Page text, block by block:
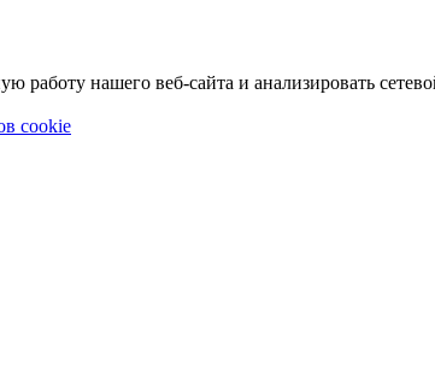
нашего веб-сайта и анализировать
cookie